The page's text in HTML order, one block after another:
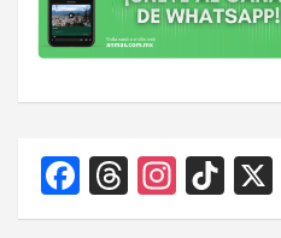
F
a
T
hr
In
st
Ti
k